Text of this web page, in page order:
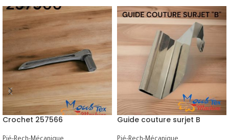
Crochet 257566 Guide couture surjet B